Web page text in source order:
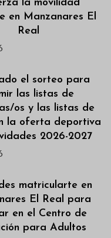
la movilidad
en Manzanares El
Real
el sorteo para
las listas de
os y las listas de
la oferta deportiva
2026-2027
matricularte en
El Real para
en el Centro de
para Adultos